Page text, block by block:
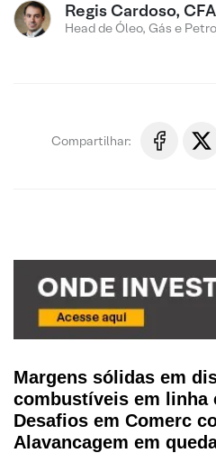
Regis Cardoso, CFA
Head de Óleo, Gás e
Compartilhar:
Margens sólidas em
combustíveis em linha
Desafios em Comerc
Alavancagem em